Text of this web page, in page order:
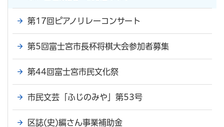
第17回ピアノリレーコンサート
第5回富士宮市長杯将棋大会参加者募集
第44回富士宮市民文化祭
市民文芸「ふじのみや」第53号
区誌(史)編さん事業補助金